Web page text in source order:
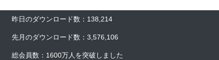
昨日のダウンロード数：138,214
先月のダウンロード数：3,576,106
総会員数：1600万人を突破しました